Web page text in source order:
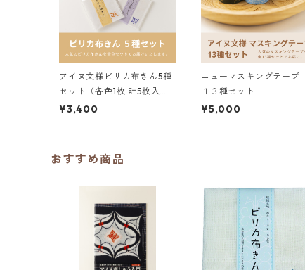
アイヌ文様ピリカ布きん5種
セット（各色1枚 計5枚入
り）
¥3,400
ニューマスキングテープ
１３種セット
¥5,000
おすすめ商品